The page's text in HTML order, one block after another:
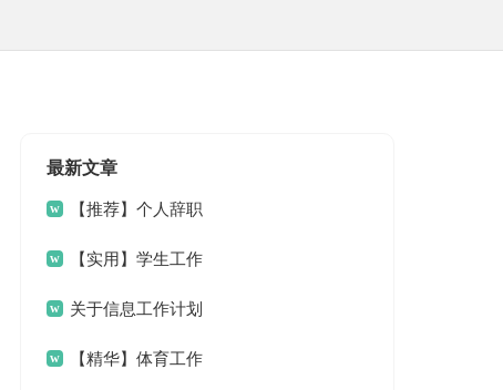
最新文章
【推荐】个人辞职
申请书【实用】学生工作
计划7篇
关于信息工作计划
三篇【精华】体育工作